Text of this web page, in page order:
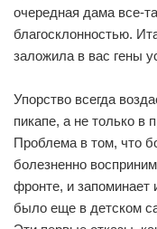
очередная дама все-
благосклонностью.
заложила в вас гены
Упорство всегда
пикапе, а не только в
Проблема в том, что
болезненно
фронте, и
было еще в детском